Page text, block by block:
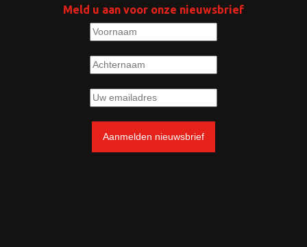
Meld u aan voor onze nieuwsbrief